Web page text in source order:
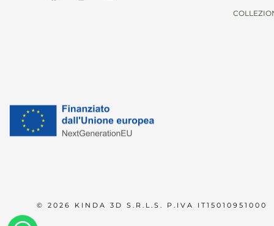
© 2026 KINDA 3D S.R.L.S. P.IVA IT15010951000